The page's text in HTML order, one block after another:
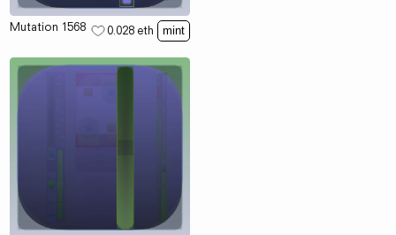
Mutation 1568 0.028 eth mint